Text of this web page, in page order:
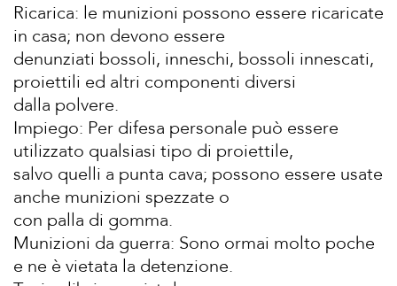
Ricarica: le munizioni possono essere ricaricate
in casa; non devono essere
denunziati bossoli, inneschi, bossoli innescati,
proiettili ed altri componenti diversi
dalla polvere.
Impiego: Per difesa personale può essere
utilizzato qualsiasi tipo di proiettile,
salvo quelli a punta cava; possono essere usate
anche munizioni spezzate o
con palla di gomma.
Munizioni da guerra: Sono ormai molto poche
e ne è vietata la detenzione.